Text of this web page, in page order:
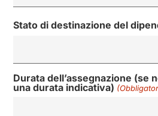
Stato di destinazione del
Durata dell’assegnazione (se
una durata indicativa)